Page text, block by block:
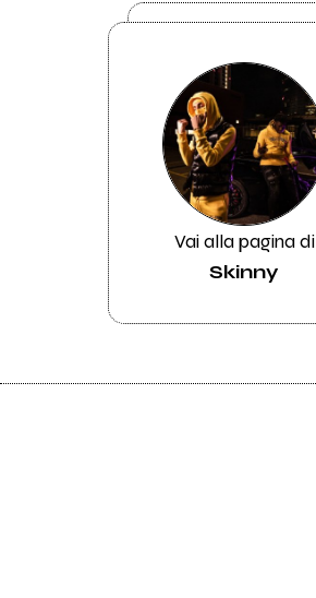
Vai alla pagina di
Skinny